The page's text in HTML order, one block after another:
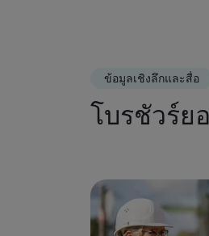
ข้อมูลเชิงลึกและสื่อ
โบรชัวร์ย